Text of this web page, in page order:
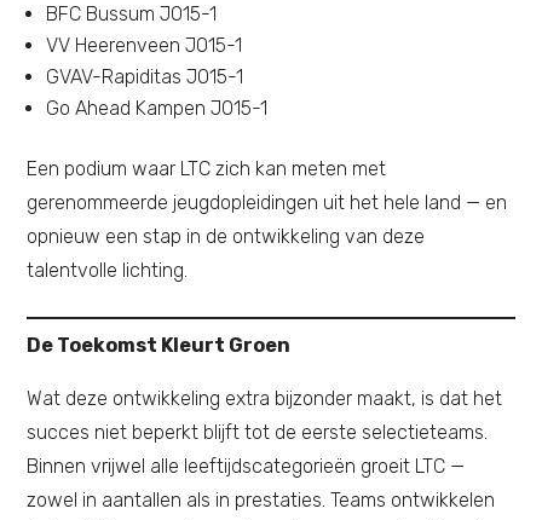
BFC Bussum JO15-1
VV Heerenveen JO15-1
GVAV-Rapiditas JO15-1
Go Ahead Kampen JO15-1
Een podium waar LTC zich kan meten met
gerenommeerde jeugdopleidingen uit het hele land — en
opnieuw een stap in de ontwikkeling van deze
talentvolle lichting.
De Toekomst Kleurt Groen
Wat deze ontwikkeling extra bijzonder maakt, is dat het
succes niet beperkt blijft tot de eerste selectieteams.
Binnen vrijwel alle leeftijdscategorieën groeit LTC —
zowel in aantallen als in prestaties. Teams ontwikkelen